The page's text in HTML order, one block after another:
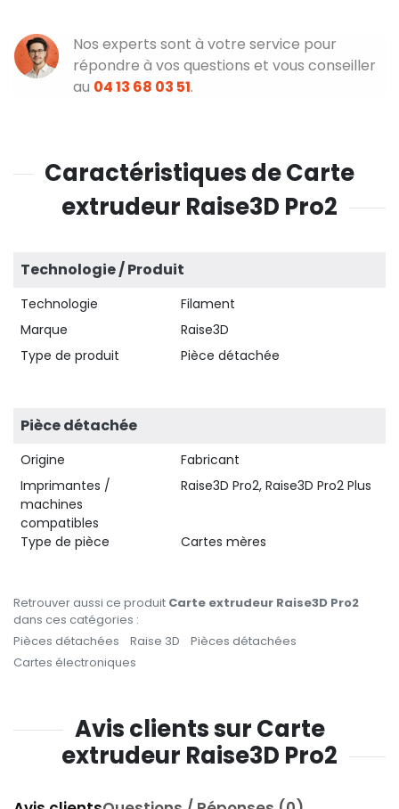
Nos experts sont à votre service pour
répondre à vos questions et vous conseiller
au 04 13 68 03 51.
Caractéristiques de Carte
extrudeur Raise3D Pro2
Technologie / Produit
Technologie
Filament
Marque
Raise3D
Type de produit
Pièce détachée
Pièce détachée
Origine
Fabricant
Imprimantes /
machines
compatibles
Raise3D Pro2, Raise3D Pro2 Plus
Type de pièce Cartes mères
Retrouver aussi ce produit Carte extrudeur Raise3D Pro2
dans ces catégories :
Pièces détachées
Raise 3D
Pièces détachées
Cartes électroniques
Avis clients sur Carte
extrudeur Raise3D Pro2